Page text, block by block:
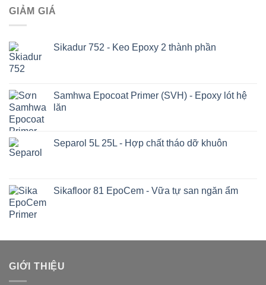
GIẢM GIÁ
Sikadur 752 - Keo Epoxy 2 thành phần
Samhwa Epocoat Primer (SVH) - Epoxy lót hệ
lăn
Separol 5L 25L - Hợp chất tháo dỡ khuôn
Sikafloor 81 EpoCem - Vữa tự san ngăn ẩm
GIỚI THIỆU